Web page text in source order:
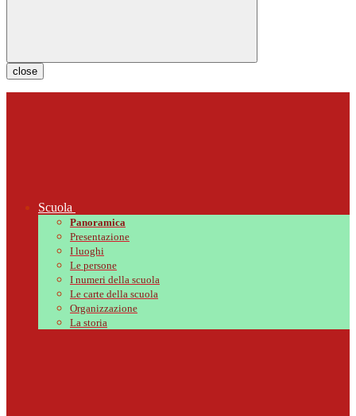
close
Scuola
Panoramica
Presentazione
I luoghi
Le persone
I numeri della scuola
Le carte della scuola
Organizzazione
La storia